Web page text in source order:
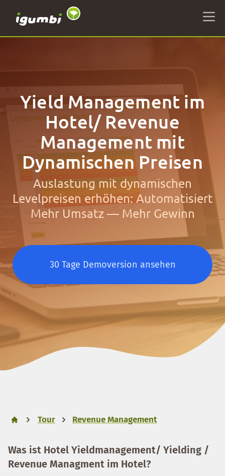
Yield Management im
Hotel/ Revenue
Management mit
Dynamischen Preisen
Auslastung mit dynamischen
Levelpreisen erhöhen: Automatisiert
Mehr Umsatz — Mehr Gewinn
30 Tage Demoversion ansehen
Tour Revenue Management
Was ist Hotel Yieldmanagement/ Yielding /
Revenue Managment im Hotel?